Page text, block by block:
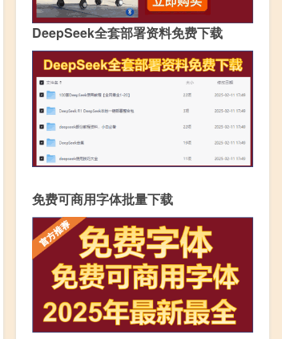
DeepSeek全套部署资料免费下载
免费可商用字体批量下载